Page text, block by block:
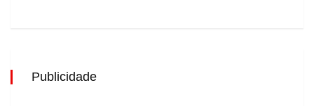
Publicidade